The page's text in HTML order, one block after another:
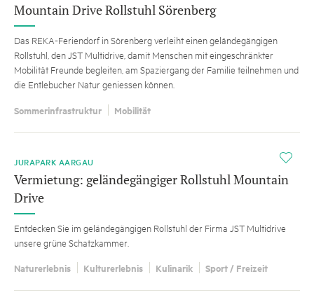
Mountain Drive Rollstuhl Sörenberg
Das REKA-Feriendorf in Sörenberg verleiht einen geländegängigen
Rollstuhl, den JST Multidrive, damit Menschen mit eingeschränkter
Mobilität Freunde begleiten, am Spaziergang der Familie teilnehmen und
die Entlebucher Natur geniessen können.
Sommerinfrastruktur Mobilität
i
JURAPARK AARGAU
Vermietung: geländegängiger Rollstuhl Mountain
Drive
Entdecken Sie im geländegängigen Rollstuhl der Firma JST Multidrive
unsere grüne Schatzkammer.
Naturerlebnis Kulturerlebnis Kulinarik Sport / Freizeit